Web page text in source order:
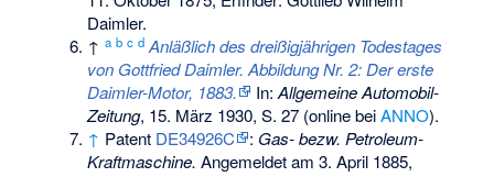
Daimler.
↑a b c d Anläßlich des dreißigjährigen Todestages
von Gottfried Daimler. Abbildung Nr. 2: Der erste
Daimler-Motor, 1883.
In:Allgemeine Automobil-
Zeitung, 15. März 1930, S. 27 (online beiANNO).
↑ Patent DE34926C : Gas- bezw. Petroleum-
Kraftmaschine. Angemeldet am3. April 1885,